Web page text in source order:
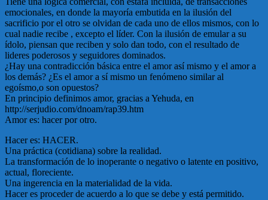
emocionales, en donde la mayoría embutida en la ilusión del
sacrificio por el otro se olvidan de cada uno de ellos mismos, con lo
cual nadie recibe , excepto el líder. Con la ilusión de emular a su
ídolo, piensan que reciben y solo dan todo, con el resultado de
lideres poderosos y seguidores dominados.
¿Hay una contradicción básica entre el amor así mismo y el amor a
los demás? ¿Es el amor a sí mismo un fenómeno similar al
egoísmo,o son opuestos?
En principio definimos amor, gracias a Yehuda, en
http://serjudio.com/dnoam/rap39.htm
Amor es: hacer por otro.
Hacer es: HACER.
Una práctica (cotidiana) sobre la realidad.
La transformación de lo inoperante o negativo o latente en positivo,
actual, floreciente.
Una ingerencia en la materialidad de la vida.
Hacer es proceder de acuerdo a lo que se debe y está permitido.